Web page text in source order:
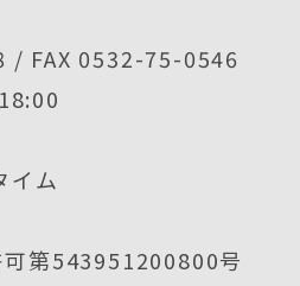
/ FAX 0532-75-0546
イム
第543951200800号